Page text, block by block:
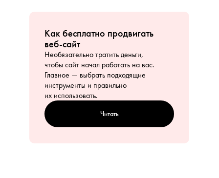
Как бесплатно продвигать
веб-сайт
Необязательно тратить деньги,
чтобы сайт начал работать на вас.
Главное — выбрать подходящие
инструменты и правильно
их использовать.
Читать